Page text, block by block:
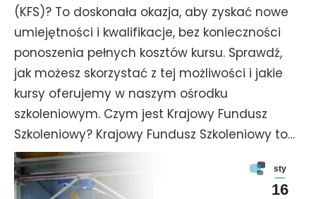
(KFS)? To doskonała okazja, aby zyskać nowe
umiejętności i kwalifikacje, bez konieczności
ponoszenia pełnych kosztów kursu. Sprawdź,
jak możesz skorzystać z tej możliwości i jakie
kursy oferujemy w naszym ośrodku
szkoleniowym. Czym jest Krajowy Fundusz
Szkoleniowy? Krajowy Fundusz Szkoleniowy to…
sty
16